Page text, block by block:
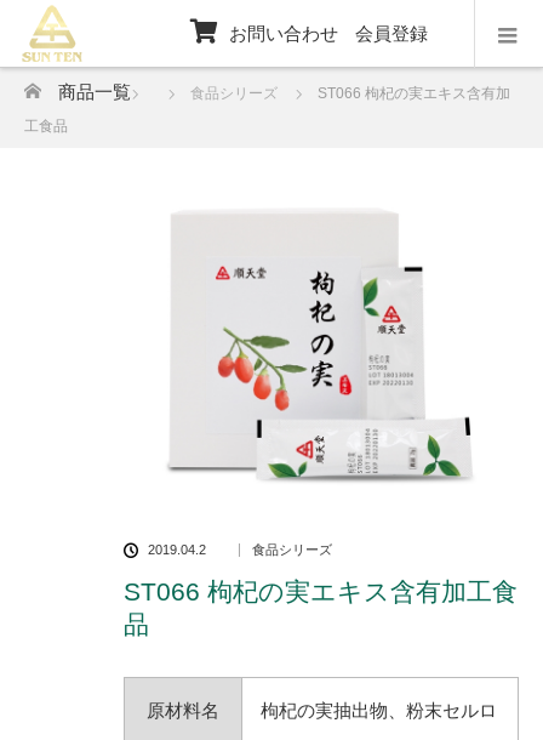
お問い合わせ 会員登録
ホーム
商品一覧 食品シリーズ
ST066 枸杞の実エキス含有加
工食品
2019.04.2 食品シリーズ
ST066 枸杞の実エキス含有加工食
品
原材料名
枸杞の実抽出物、粉末セルロ